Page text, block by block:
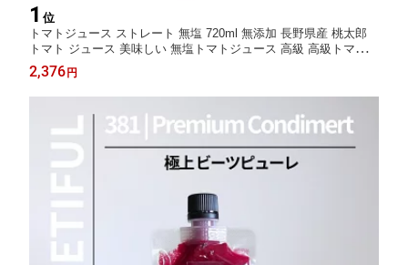
1 位
トマトジュース ストレート 無塩 720ml 無添加 長野県産 桃太郎
トマト ジュース 美味しい 無塩トマトジュース 高級 高級トマトジ
ュース プレゼント ストレートトマトジュース 食塩無添加 国産ジ
ュース 国産 トマトジュースストレート トマトジュースギフト の
し対応 ギフト
2,376円